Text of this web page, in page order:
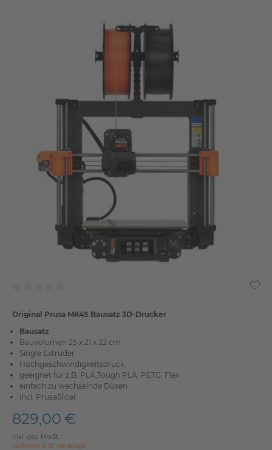
Original Prusa MK4S Bausatz 3D-Drucker
Bausatz
Bauvolumen 25 x 21 x 22 cm
Single Extruder
Hochgeschwindigkeitsdruck
geeignet für z.B. PLA,Tough PLA, PETG, Flex
einfach zu wechselnde Düsen
incl. PrusaSlicer
829,00 €
inkl. ges. MwSt.
Lieferzeit 5-10 Werktage